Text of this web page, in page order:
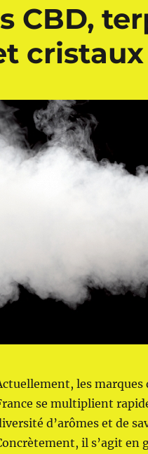
CBD,
cristaux
les marques
se multiplient
d’arômes et de
il s’agit en